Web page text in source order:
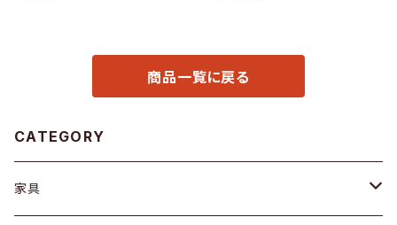
商品一覧に戻る
CATEGORY
家具